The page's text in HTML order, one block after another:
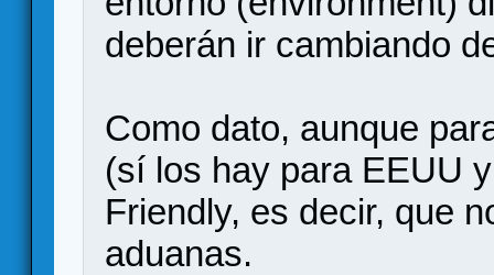
deberán ir cambiando
Como dato, aunque
(sí los hay para EEUU
Friendly, es decir, que
aduanas.